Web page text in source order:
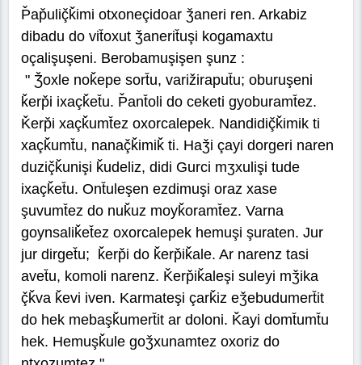
P̌ap̌uliç̌ǩimi otxoneçidoar ǯaneri ren. Arkabiz
dibadu do vit̆oxut ǯanerit̆uşi kogamaxtu
oçalişuşeni. Berobamuşişen şunz :
" Ǯoxle noǩepe sort̆u, varižiraput̆u; oburuşeni
ǩerp̌i ixaçǩet̆u. P̌ant̆oli do ceketi gyoburamt̆ez.
Ǩerp̌i xaçǩumt̆ez oxorcalepek. Nandidiç̌ǩimik ti
xaçǩumt̆u, nanaç̌ǩimiǩ ti. Haǯi çayi dorgeri naren
duziç̌ǩunişi ǩudeliz, didi Gurci mʒxulişi tude
ixaçǩet̆u. Ont̆uleşen ezdimuşi oraz xase
şuvumt̆ez do nuǩuz moyǩoramt̆ez. Varna
goynsaliǩet̆ez oxorcalepek hemuşi şuraten. Jur
jur dirget̆u; ǩerp̌i do ǩerp̌iǩale. Ar narenz tasi
avet̆u, komoli narenz. Ǩerp̌iǩaleşi suleyi mǯika
ç̌ǩva ǩevi iven. Karmateşi çarǩiz eǯebudumert̆it
do hek mebaşǩumert̆it ar doloni. Ǩayi domt̆umt̆u
hek. Hemuşǩule goǯxunamtez oxoriz do